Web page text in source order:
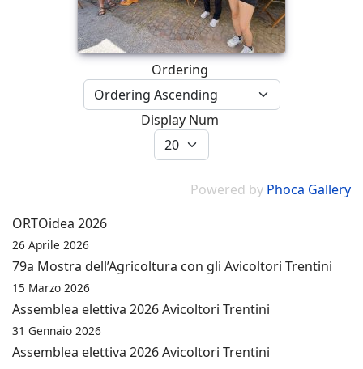
Ordering
Display Num
Powered by Phoca Gallery
ORTOidea 2026
26 Aprile 2026
79a Mostra dell’Agricoltura con gli Avicoltori Trentini
15 Marzo 2026
Assemblea elettiva 2026 Avicoltori Trentini
31 Gennaio 2026
Assemblea elettiva 2026 Avicoltori Trentini